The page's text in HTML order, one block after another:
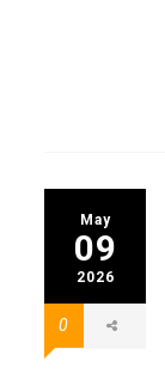
May
09
2026
0